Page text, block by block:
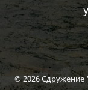
© 2026 Сдружение